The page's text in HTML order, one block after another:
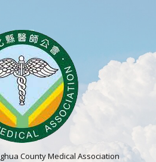
County Medical Association